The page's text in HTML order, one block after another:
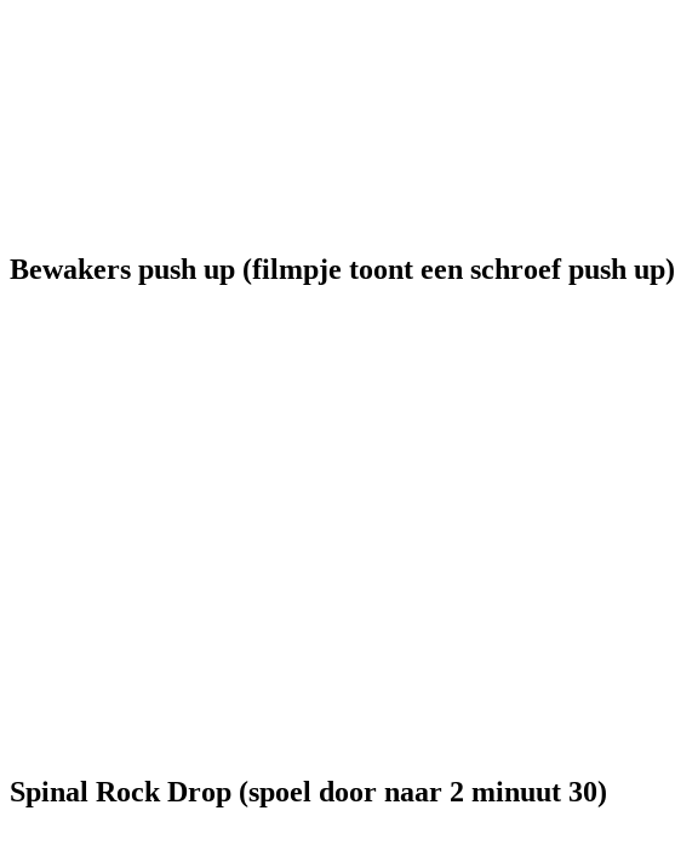
Bewakers push up (filmpje toont een schroef push up)
Spinal Rock Drop (spoel door naar 2 minuut 30)